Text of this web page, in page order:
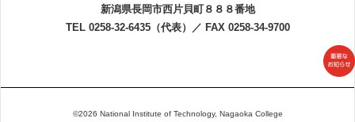
新潟県長岡市西片貝町８８８番地
TEL 0258-32-6435（代表）
／ FAX 0258-34-9700
©2026 National Institute of Technology, Nagaoka College